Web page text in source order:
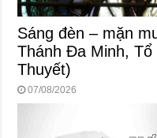
Sáng đèn – mặn
Thánh Đa Minh, Tổ
Thuyết)
07/08/2026